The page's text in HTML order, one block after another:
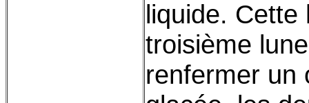
liquide. Cette
troisième
renfermer un